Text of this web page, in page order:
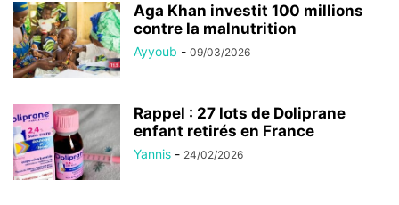
Aga Khan investit 100 millions
contre la malnutrition
Ayyoub - 09/03/2026
Rappel : 27 lots de Doliprane
enfant retirés en France
Yannis - 24/02/2026